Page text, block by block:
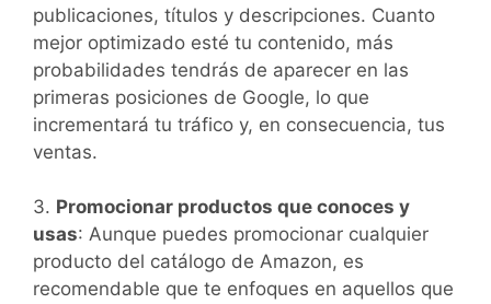
publicaciones, títulos y descripciones. Cuanto
mejor optimizado esté tu contenido, más
probabilidades tendrás de aparecer en las
primeras posiciones de Google, lo que
incrementará tu tráfico y, en consecuencia, tus
ventas.
3. Promocionar productos que conoces y
usas: Aunque puedes promocionar cualquier
producto del catálogo de Amazon, es
recomendable que te enfoques en aquellos que